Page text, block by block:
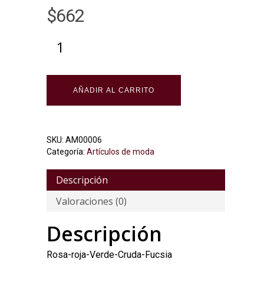
$662
AÑADIR AL CARRITO
SKU: AM00006
Categoría: Artículos de moda
Descripción
Valoraciones (0)
Descripción
Rosa-roja-Verde-Cruda-Fucsia